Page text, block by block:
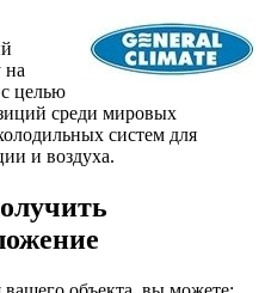
на
целью
среди мировых
систем для
и воздуха.